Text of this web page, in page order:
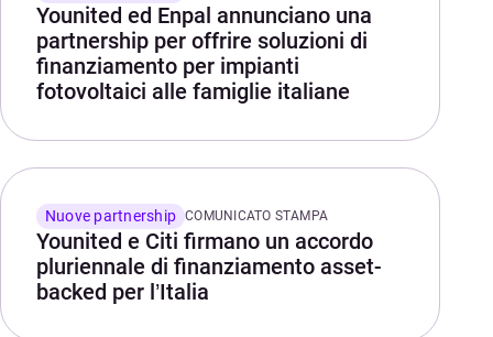
Younited ed Enpal annunciano una
partnership per offrire soluzioni di
finanziamento per impianti
fotovoltaici alle famiglie italiane
Nuove partnership COMUNICATO STAMPA
Younited e Citi firmano un accordo
pluriennale di finanziamento asset-
backed per l’Italia